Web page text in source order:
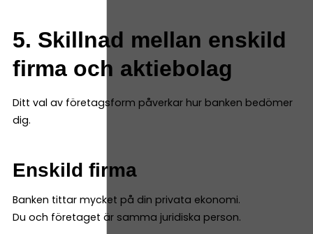
5. Skillnad mellan enskild
firma och aktiebolag
Ditt val av företagsform påverkar hur banken bedömer
dig.
Enskild firma
Banken tittar mycket på din privata ekonomi.
Du och företaget är samma juridiska person.